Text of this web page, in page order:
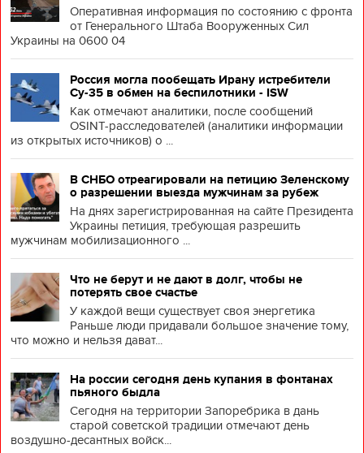
Оперативная информация по состоянию с фронта
от Генерального Штаба Вооруженных Сил
Украины на 0600 04
Россия могла пообещать Ирану истребители
Су-35 в обмен на беспилотники - ISW
Как отмечают аналитики, после сообщений
OSINT-расследователей (аналитики информации
из открытых источников) о ...
В СНБО отреагировали на петицию Зеленскому
о разрешении выезда мужчинам за рубеж
На днях зарегистрированная на сайте Президента
Украины петиция, требующая разрешить
мужчинам мобилизационного ...
Что не берут и не дают в долг, чтобы не
потерять свое счастье
У каждой вещи существует своя энергетика
Раньше люди придавали большое значение тому,
что можно и нельзя дават...
На россии сегодня день купания в фонтанах
пьяного быдла
Сегодня на территории Запоребрика в дань
старой советской традиции отмечают день
воздушно-десантных войск...